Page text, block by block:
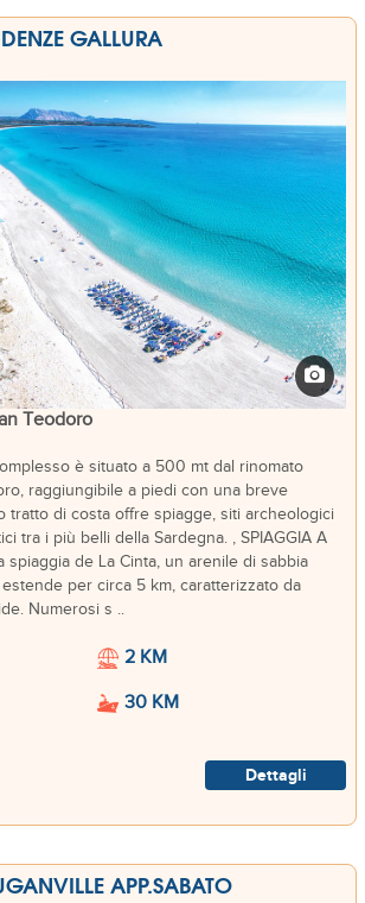
GALLURA
Teodoro
è situato a 500 mt dal rinomato
raggiungibile a piedi con una breve
tratto di costa offre spiagge, siti archeologici
tra i più belli della Sardegna. , SPIAGGIA A
spiaggia de La Cinta, un arenile di sabbia
per circa 5 km, caratterizzato da
Numerosi s ..
2 KM
30 KM
Dettagli
APP.SABATO